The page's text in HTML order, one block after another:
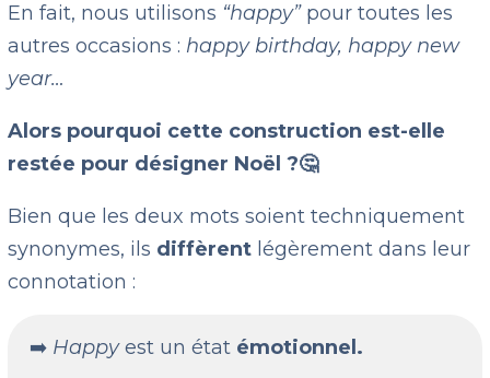
En fait, nous utilisons “happy”pour toutes les
autres occasions : happy birthday, happy new
year…
Alors pourquoi cette construction est-elle
restée pour désigner Noël ?🤔
Bien que les deux mots soient techniquement
synonymes, ils diffèrent légèrement dans leur
connotation :
➡️ Happyest un état émotionnel.